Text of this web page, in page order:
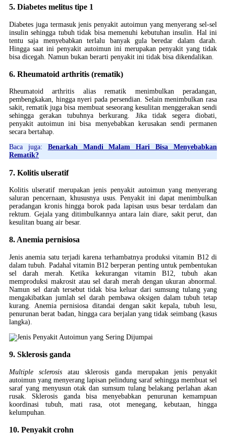
5. Diabetes melitus tipe 1
Diabetes juga termasuk jenis penyakit autoimun yang menyerang sel-sel
insulin sehingga tubuh tidak bisa memenuhi kebutuhan insulin. Hal ini
tentu saja menyebabkan terlalu banyak gula beredar dalam darah.
Hingga saat ini penyakit autoimun ini merupakan penyakit yang tidak
bisa dicegah. Namun bukan berarti penyakit ini tidak bisa dikendalikan.
6. Rheumatoid arthritis (rematik)
Rheumatoid arthritis alias rematik menimbulkan peradangan,
pembengkakan, hingga nyeri pada persendian. Selain menimbulkan rasa
sakit, rematik juga bisa membuat seseorang kesulitan menggerakan sendi
sehingga gerakan tubuhnya berkurang. Jika tidak segera diobati,
penyakit autoimun ini bisa menyebabkan kerusakan sendi permanen
secara bertahap.
Baca juga: Benarkah Mandi Malam Hari Bisa Menyebabkan
Rematik?
7. Kolitis ulseratif
Kolitis ulseratif merupakan jenis penyakit autoimun yang menyerang
saluran pencernaan, khususnya usus. Penyakit ini dapat menimbulkan
peradangan kronis hingga borok pada lapisan usus besar terdalam dan
rektum. Gejala yang ditimbulkannya antara lain diare, sakit perut, dan
kesulitan buang air besar.
8. Anemia pernisiosa
Jenis anemia satu terjadi karena terhambatnya produksi vitamin B12 di
dalam tubuh. Padahal vitamin B12 berperan penting untuk pembentukan
sel darah merah. Ketika kekurangan vitamin B12, tubuh akan
memproduksi makrosit atau sel darah merah dengan ukuran abnormal.
Namun sel darah tersebut tidak bisa keluar dari sumsung tulang yang
mengakibatkan jumlah sel darah pembawa oksigen dalam tubuh tetap
kurang. Anemia pernisiosa ditandai dengan sakit kepala, tubuh lesu,
penurunan berat badan, hingga cara berjalan yang tidak seimbang (kasus
langka).
9. Sklerosis ganda
Multiple sclerosis atau sklerosis ganda merupakan jenis penyakit
autoimun yang menyerang lapisan pelindung saraf sehingga membuat sel
saraf yang menyusun otak dan sumsum tulang belakang perlahan akan
rusak. Sklerosis ganda bisa menyebabkan penurunan kemampuan
koordinasi tubuh, mati rasa, otot menegang, kebutaan, hingga
kelumpuhan.
10. Penyakit crohn